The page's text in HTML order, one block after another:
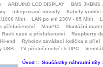
ARDUINO LCD DISPLAY BMS JKBMS
Integrované obvody Kabely vodiče
1000 Mbit LAN po síti 230V - 85 Mbit
příslušenství MiniPCI Montážní
Rack case a příslušenství Raspberry
end Rybolov zavážecí lodička a přísl
USB
TV příslušenství i k UPC
Úvod:: Součástky náhradní díly